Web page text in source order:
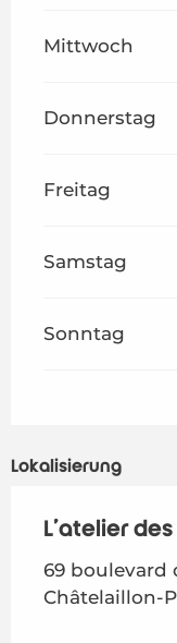
Mittwoch
Donnerstag
Freitag
Samstag
Sonntag
Lokalisierung
L'atelier
69 boulevard
Châtelaillon-